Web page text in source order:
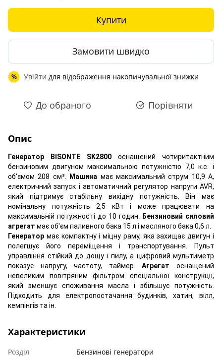
Купити
Замовити швидко
% Увійти для відображення накопичувальної знижки
До обраного Порівняти
Опис
Генератор BISONTE SK2800 оснащений чотиритактним
бензиновим двигуном максимальною потужністю 7,0 к.с.
і
об'ємом 208 см³. Машина має максимальний струм 10,9 А,
електричний запуск і автоматичний регулятор напруги AVR,
який підтримує стабільну вихідну потужність.
Він має
номінальну потужність 2,5 кВт і може працювати на
максимальній потужності до 10 годин.
Бензиновий силовий
агрегат має об'єм паливного бака 15 л і масляного бака 0,6 л.
Генератор має компактну і міцну раму, яка захищає двигун і
полегшує його переміщення і транспортування.
Пульт
управління стійкий до дощу і пилу, а цифровий мультиметр
показує напругу, частоту, таймер.
Агрегат
оснащений
невеликим повітряним фільтром спеціальної конструкції,
який зменшує споживання масла і збільшує потужність.
Підходить для електропостачання будинків, хатин, вілл,
кемпінгів та ін.
Характеристики
Розділ
Бензинові генератори